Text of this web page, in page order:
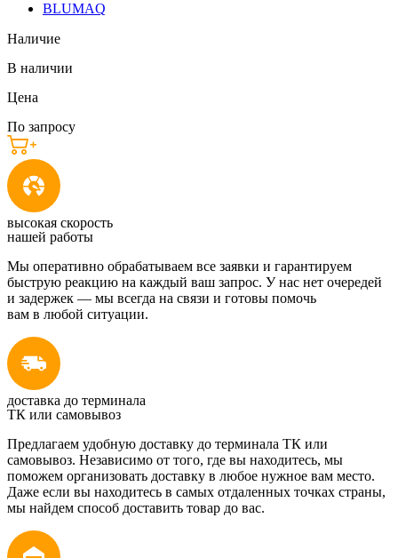
BLUMAQ
Наличие
В наличии
Цена
По запросу
высокая скорость
нашей работы
Мы оперативно обрабатываем все заявки и гарантируем
быструю реакцию на каждый ваш запрос. У нас нет очередей
и задержек — мы всегда на связи и готовы помочь
вам в любой ситуации.
доставка до терминала
ТК или самовывоз
Предлагаем удобную доставку до терминала ТК или
самовывоз. Независимо от того, где вы находитесь, мы
поможем организовать доставку в любое нужное вам место.
Даже если вы находитесь в самых отдаленных точках страны,
мы найдем способ доставить товар до вас.